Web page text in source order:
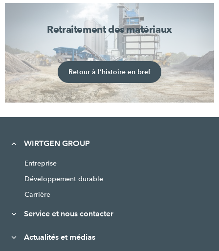
Retraitement des matériaux
Retour à l’histoire en bref
WIRTGEN GROUP
Entreprise
Développement durable
Carrière
Service et nous contacter
Actualités et médias